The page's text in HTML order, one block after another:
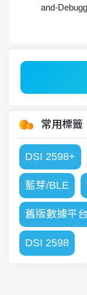
and-
常用標籤
DSI 2598+
藍芽/BLE
舊版數據平台
DSI 2598